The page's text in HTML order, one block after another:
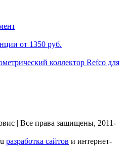
от 1350 руб.
коллектор Refco для
| Все права защищены, 2011-
разработка сайтов и интернет-